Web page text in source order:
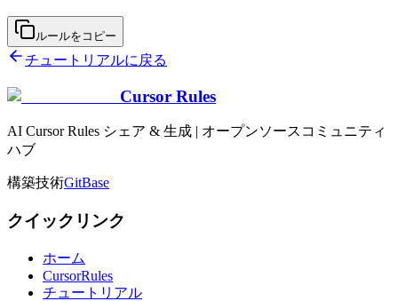
ルールをコピー
チュートリアルに戻る
Cursor Rules
AI Cursor Rules シェア & 生成 | オープンソースコミュニティ
ハブ
構築技術GitBase
クイックリンク
ホーム
CursorRules
チュートリアル